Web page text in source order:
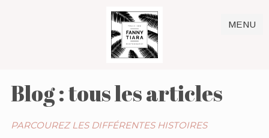
MENU
Blog : tous les articles
PARCOUREZ LES DIFFÉRENTES HISTOIRES